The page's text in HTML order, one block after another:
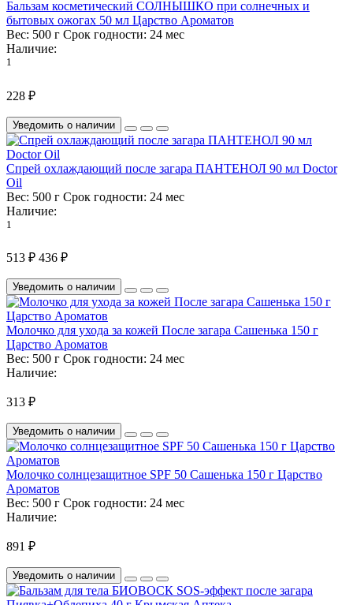
Бальзам косметический СОЛНЫШКО при солнечных и
бытовых ожогах 50 мл Царство Ароматов
Вес: 500 г Срок годности: 24 мес
Наличие:
1
228 ₽
Уведомить о наличии
Спрей охлаждающий после загара ПАНТЕНОЛ 90 мл Doctor
Oil
Вес: 500 г Срок годности: 24 мес
Наличие:
1
513 ₽ 436 ₽
Уведомить о наличии
Молочко для ухода за кожей После загара Сашенька 150 г
Царство Ароматов
Вес: 500 г Срок годности: 24 мес
Наличие:
313 ₽
Уведомить о наличии
Молочко солнцезащитное SPF 50 Сашенька 150 г Царство
Ароматов
Вес: 500 г Срок годности: 24 мес
Наличие:
891 ₽
Уведомить о наличии